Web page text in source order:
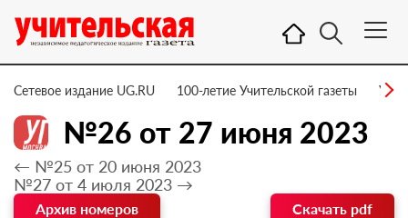
Сетевое издание UG.RU 100-летие Учительской газеты УГ –
№26 от 27 июня 2023
← №25 от 20 июня 2023
№27 от 4 июля 2023 →
Архив номеров Скачать pdf